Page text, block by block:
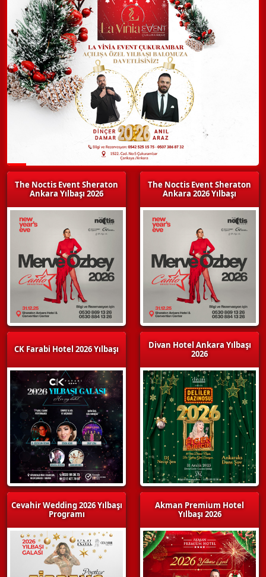
The Noctis Event Sheraton
Ankara Yılbaşı 2026
CK Farabi Hotel 2026 Yılbaşı
Cevahir Wedding 2026 Yılbaşı
Programı
The Noctis Event Sheraton
Ankara 2026 Yılbaşı
Divan Hotel Ankara Yılbaşı
2026
Akman Premium Hotel
Yılbaşı 2026